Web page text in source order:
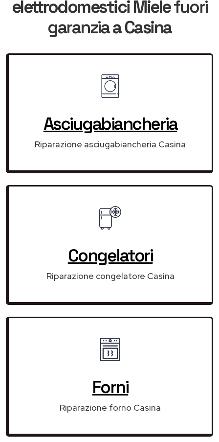
elettrodomestici Mielefuori
garanziaa Casina
Asciugabiancheria
Riparazione asciugabiancheria Casina
Congelatori
Riparazione congelatore Casina
Forni
Riparazione forno Casina